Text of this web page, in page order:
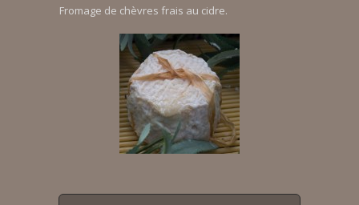
Fromage de chèvres frais au cidre.